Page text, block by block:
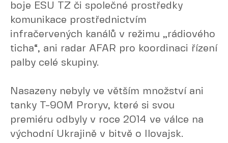
boje ESU TZ či společné prostředky
komunikace prostřednictvím
infračervených kanálů v režimu „rádiového
ticha“, ani radar AFAR pro koordinaci řízení
palby celé skupiny.
Nasazeny nebyly ve větším množství ani
tanky T-90M Proryv, které si svou
premiéru odbyly v roce 2014 ve válce na
východní Ukrajině v bitvě o Ilovajsk.